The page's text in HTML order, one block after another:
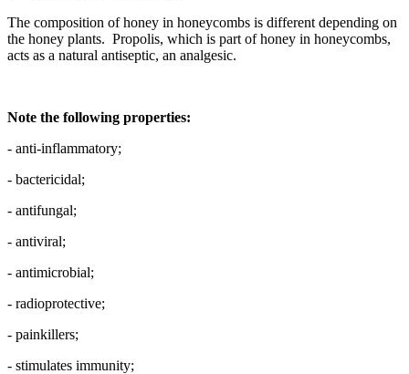
The composition of honey in honeycombs is different depending on
the honey plants. Propolis, which is part of honey in honeycombs,
acts as a natural antiseptic, an analgesic.
Note the following properties:
- anti-inflammatory;
- bactericidal;
- antifungal;
- antiviral;
- antimicrobial;
- radioprotective;
- painkillers;
- stimulates immunity;